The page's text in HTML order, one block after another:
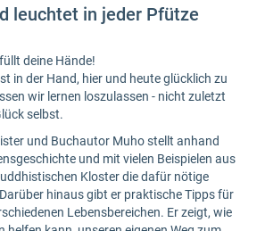
leuchtet in jeder Pfütze
deine Hände!
in der Hand, hier und heute glücklich zu
wir lernen loszulassen - nicht zuletzt
selbst.
und Buchautor Muho stellt anhand
und mit vielen Beispielen aus
Kloster die dafür nötige
hinaus gibt er praktische Tipps für
Lebensbereichen. Er zeigt, wie